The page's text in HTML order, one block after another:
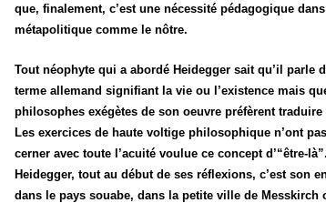
que, finalement, c’est une nécessité pédagogique
métapolitique comme le nôtre.
Tout néophyte qui a abordé Heidegger sait qu’il parle
terme allemand signifiant la vie ou l’existence mais
philosophes exégètes de son oeuvre préfèrent traduire
Les exercices de haute voltige philosophique n’ont
cerner avec toute l’acuité voulue ce concept d’“être-
Heidegger, tout au début de ses réflexions, c’est son
dans le pays souabe, dans la petite ville de Messkirch